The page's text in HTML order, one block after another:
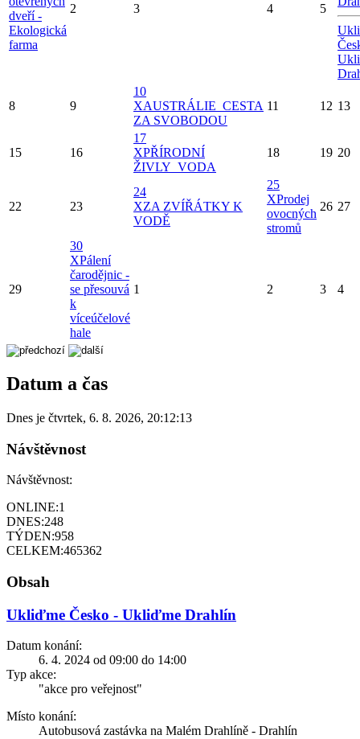
dveří -
Ekologická
farma
2 3 4 5
8 9
10
XAUSTRÁLIE_CESTA
ZA SVOBODOU
11 12 13
15 16
17
XPŘÍRODNÍ
ŽIVLY_VODA
18 19 20
22 23
24
XZA ZVÍŘÁTKY K
VODĚ
25
XProdej
ovocných
stromů
26 27
29
30
XPálení
čarodějnic -
se přesouvá
k
víceúčelové
hale
1 2 3 4
Datum a čas
Dnes je čtvrtek, 6. 8. 2026, 20:12:13
Návštěvnost
Návštěvnost:
ONLINE:1
DNES:248
TÝDEN:958
CELKEM:465362
Obsah
Ukliďme Česko - Ukliďme Drahlín
Datum konání:
6. 4. 2024 od 09:00 do 14:00
Typ akce:
"akce pro veřejnost"
Místo konání:
Autobusová zastávka na Malém Drahlíně - Drahlín